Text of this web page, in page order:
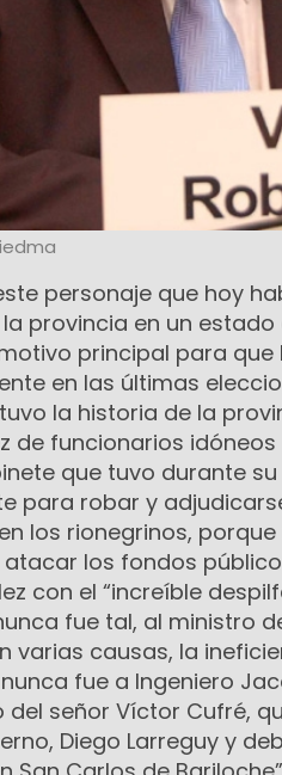
personaje que hoy
provincia en un
principal para
en las últimas
la historia de la
de funcionarios
que tuvo durante
para robar y
los rionegrinos,
los fondos
con el “increíble
fue tal, al ministro
varias causas, la
fue a Ingeniero
del señor Víctor Cufré,
Diego Larreguy y